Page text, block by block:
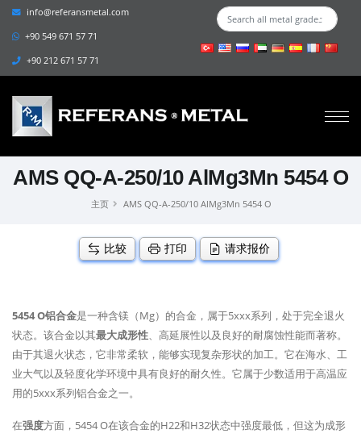
info@referansmetal.com
+90 549 671 57 71
+90 212 671 57 71
AMS QQ-A-250/10 AlMg3Mn 5454 O
主页 AMS QQ-A-250/10 AlMg3Mn 5454 O
比较 打印 请求报价
5454 O铝合金是一种含镁（Mg）的合金，属于5xxx系列，处于完全退火
状态。该合金以其最大成形性、高延展性以及良好的耐腐蚀性能而著称。
由于其退火状态，它非常柔软，能够实现复杂形状的加工。它在海水、工
业大气以及轻度化学环境中具有良好的耐久性。它属于少数适用于高温应
用的5xxx系列铝合金之一。
在强度方面，5454 O在该合金的H22和H32状态中强度最低，但这为成形